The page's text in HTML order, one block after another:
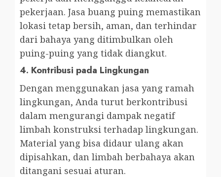
pekerjaan. Jasa buang puing memastikan
lokasi tetap bersih, aman, dan terhindar
dari bahaya yang ditimbulkan oleh
puing-puing yang tidak diangkut.
4. Kontribusi pada Lingkungan
Dengan menggunakan jasa yang ramah
lingkungan, Anda turut berkontribusi
dalam mengurangi dampak negatif
limbah konstruksi terhadap lingkungan.
Material yang bisa didaur ulang akan
dipisahkan, dan limbah berbahaya akan
ditangani sesuai aturan.